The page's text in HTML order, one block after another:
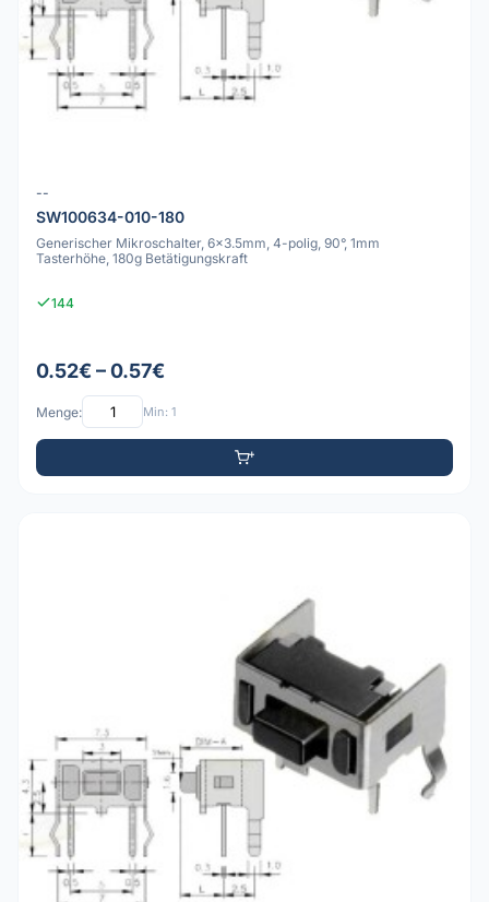
--
SW100634-010-180
Generischer Mikroschalter, 6x3.5mm, 4-polig, 90°, 1mm
Tasterhöhe, 180g Betätigungskraft
144
0.52€ – 0.57€
Menge: Min: 1